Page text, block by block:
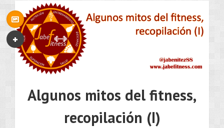
Algunos mitos del fitness,
recopilación (I)